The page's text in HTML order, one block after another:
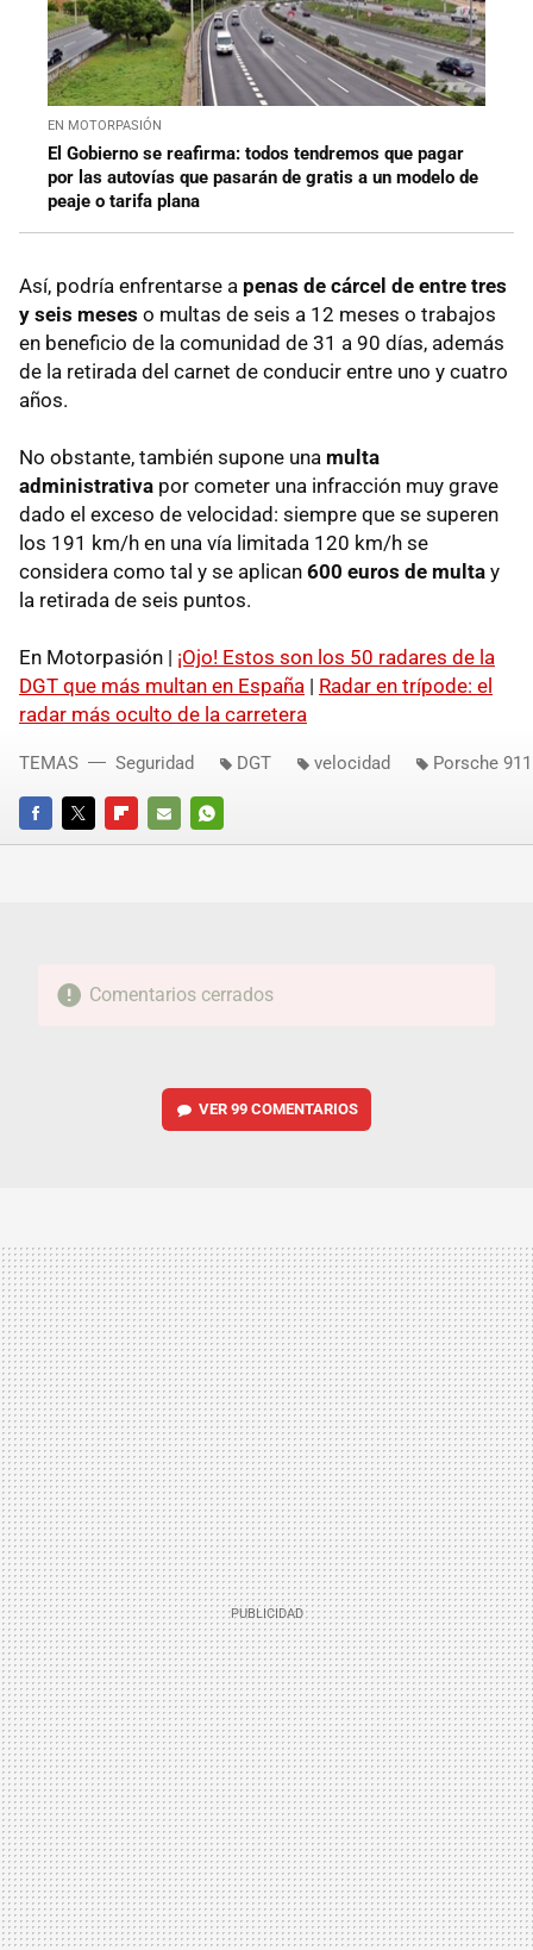
EN MOTORPASIÓN
El Gobierno se reafirma: todos tendremos que pagar
por las autovías que pasarán de gratis a un modelo de
peaje o tarifa plana
Así, podría enfrentarse a penas de cárcel de entre tres
y seis meses o multas de seis a 12 meses o trabajos
en beneficio de la comunidad de 31 a 90 días, además
de la retirada del carnet de conducir entre uno y cuatro
años.
No obstante, también supone una multa
administrativa por cometer una infracción muy grave
dado el exceso de velocidad: siempre que se superen
los 191 km/h en una vía limitada 120 km/h se
considera como tal y se aplican 600 euros de multa y
la retirada de seis puntos.
En Motorpasión | ¡Ojo! Estos son los 50 radares de la
DGT que más multan en España | Radar en trípode: el
radar más oculto de la carretera
FACEBOOKTWITTERFLIPBOARD
E-
WHATSAPP
TEMAS Seguridad DGT velocidad Porsche
Comentarios cerrados
VER 99 COMENTARIOS